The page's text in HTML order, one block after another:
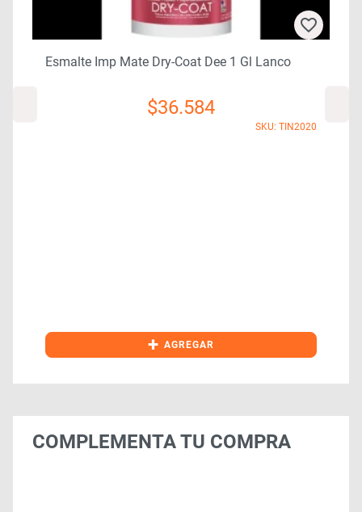
Esmalte Imp Mate Dry-Coat Dee 1 Gl Lanco
$36.584
SKU: TIN2020
+ AGREGAR
COMPLEMENTA TU COMPRA